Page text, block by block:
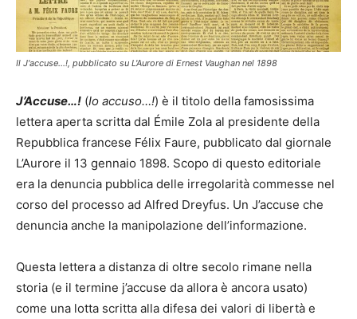
Il J'accuse...!, pubblicato su L'Aurore di Ernest Vaughan nel 1898
J’Accuse…! (Io accuso…!) è il titolo della famosissima
lettera aperta scritta dal Émile Zola al presidente della
Repubblica francese Félix Faure, pubblicato dal giornale
L’Aurore il 13 gennaio 1898. Scopo di questo editoriale
era la denuncia pubblica delle irregolarità commesse nel
corso del processo ad Alfred Dreyfus. Un J’accuse che
denuncia anche la manipolazione dell’informazione.
Questa lettera a distanza di oltre secolo rimane nella
storia (e il termine j’accuse da allora è ancora usato)
come una lotta scritta alla difesa dei valori di libertà e